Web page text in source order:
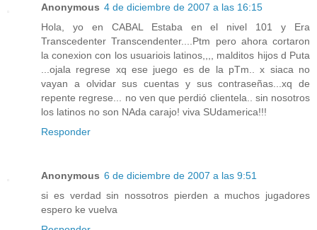
Anonymous 4 de diciembre de 2007 a las 16:15
Hola, yo en CABAL Estaba en el nivel 101 y Era
Transcedenter Transcendenter....Ptm pero ahora cortaron
la conexion con los usuariois latinos,,,, malditos hijos d Puta
...ojala regrese xq ese juego es de la pTm.. x siaca no
vayan a olvidar sus cuentas y sus contraseñas...xq de
repente regrese... no ven que perdió clientela.. sin nosotros
los latinos no son NAda carajo! viva SUdamerica!!!
Responder
Anonymous 6 de diciembre de 2007 a las 9:51
si es verdad sin nossotros pierden a muchos jugadores
espero ke vuelva